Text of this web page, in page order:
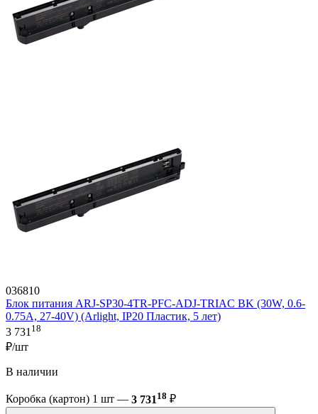
036810
Блок питания ARJ-SP30-4TR-PFC-ADJ-TRIAC BK (30W, 0.6-
0.75A, 27-40V) (Arlight, IP20 Пластик, 5 лет)
3 731 18
₽/шт
В наличии
Коробка (картон) 1 шт — 3 731 18 ₽